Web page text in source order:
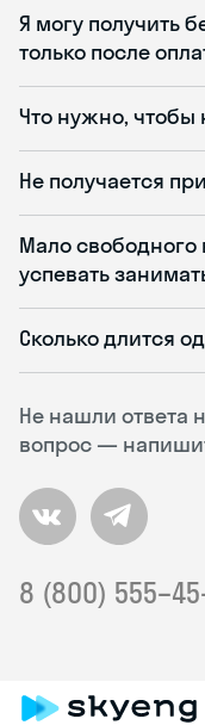
Не нашли ответа
вопрос —
8 (800)
Я могу получить
только после
Что нужно, чтобы
Не получается
Мало
успевать
Сколько длится